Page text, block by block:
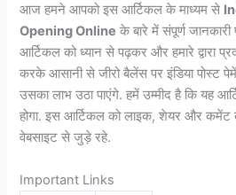
आज हमने आपको इस आर्टिकल के माध्यम से
Opening Online के बारे में संपूर्ण
आर्टिकल को ध्यान से पढ़कर और हमारे द्वारा
करके आसानी से जीरो बैलेंस पर इंडिया पोस्ट
उसका लाभ उठा पाएंगे. हमें उम्मीद है कि यह
होगा. इस आर्टिकल को लाइक, शेयर और कमेंट
वेबसाइट से जुड़े रहे.
Important Links